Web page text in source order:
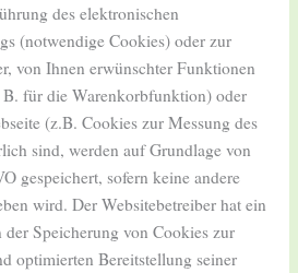
des elektronischen
(notwendige Cookies) oder zur
von Ihnen erwünschter Funktionen
für die Warenkorbfunktion) oder
(z.B. Cookies zur Messung des
sind, werden auf Grundlage von
gespeichert, sofern keine andere
wird. Der Websitebetreiber hat ein
der Speicherung von Cookies zur
optimierten Bereitstellung seiner